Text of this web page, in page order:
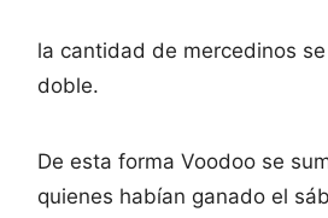
la cantidad de mercedinos
doble.
De esta forma Voodoo se
quienes habían ganado el